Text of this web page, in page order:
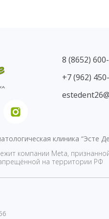
8 (8652)
+7 (962)
клиника “Эсте
компании Meta,
на территории РФ